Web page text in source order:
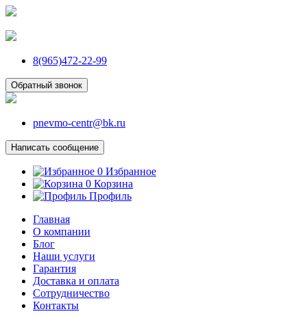
8(965)472-22-99
Обратный звонок
pnevmo-centr@bk.ru
Написать сообщение
0 Избранное
0 Корзина
Профиль
Главная
О компании
Блог
Наши услуги
Гарантия
Доставка и оплата
Сотрудничество
Контакты